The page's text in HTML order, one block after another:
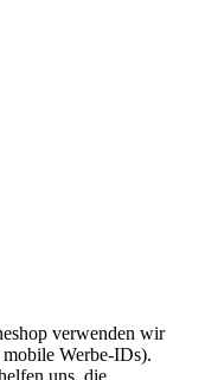
verwenden wir
Werbe-IDs).